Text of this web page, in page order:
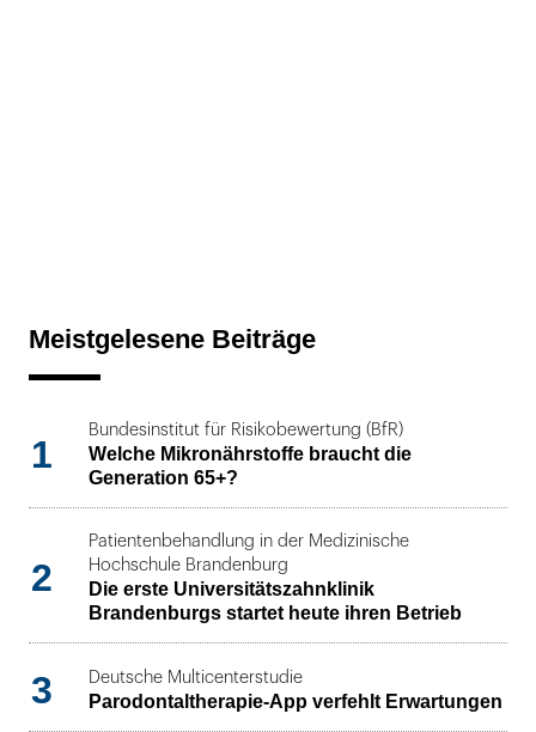
Meistgelesene Beiträge
1
Bundesinstitut für Risikobewertung (BfR)
Welche Mikronährstoffe braucht die
Generation 65+?
2
Patientenbehandlung in der Medizinische
Hochschule Brandenburg
Die erste Universitätszahnklinik
Brandenburgs startet heute ihren Betrieb
3 Deutsche Multicenterstudie
Parodontaltherapie-App verfehlt Erwartungen